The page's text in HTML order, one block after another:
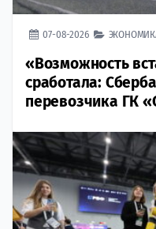
07-08-2026
«Возможность
сработала:
перевозчика ГК